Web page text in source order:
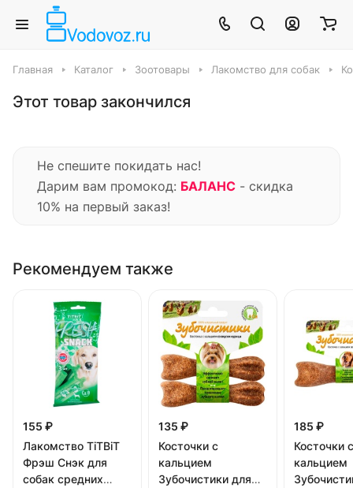
Главная Каталог Зоотовары Лакомство для собак
Этот товар закончился
Не спешите покидать нас!
Дарим вам промокод: БАЛАНС - скидка
10% на первый заказ!
Рекомендуем также
155 ₽
Лакомство TiTBiT
Фрэш Снэк для
собак средних
135 ₽
Косточки с
кальцием
Зубочистики для
185 ₽
Косточки с
кальцием